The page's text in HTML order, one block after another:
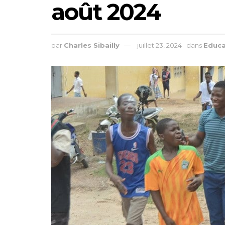
août 2024
par Charles Sibailly juillet 23, 2024 dans